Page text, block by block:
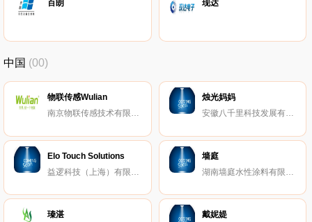
百朗 现达
中国 (00)
物联传感Wulian
南京物联传感技术有限公司
烛光妈妈
安徽八千里科技发展有限公司
Elo Touch Solutions
墙庭
瑧湛
戴妮媞